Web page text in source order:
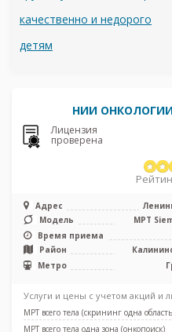
качественно и недорого
детям
НИИ
Лицензия
проверена
Адрес
Модель
МРТ
Время приема
Район
Метро
Услуги и цены с учетом акций и
МРТ всего тела (скрининг одна
МРТ всего тела одна зона (онкопоиск)